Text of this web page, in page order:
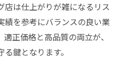
店は仕上がりが雑になるリス
績を参考にバランスの良い業
正価格と高品質の両立が、
鍵となります。